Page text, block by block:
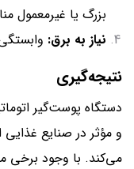
بزرگ یا غیرمعمول
نیاز به برق:
نتیجه‌گیری
دستگاه پوست‌گیر
و مؤثر در صنایع
می‌کند. با وجود برخی